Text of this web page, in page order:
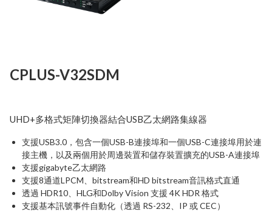
CPLUS-V32SDM
UHD+多格式矩陣切換器結合USB乙太網路集線器
支援USB3.0，包含一個USB-B連接埠和一個USB-C連接埠用於連
接主機，以及兩個用於周邊裝置和儲存裝置擴充的USB-A連接埠
支援gigabyte乙太網路
支援8通道LPCM、bitstream和HD bitstream音訊格式直通
透過 HDR10、HLG和Dolby Vision 支援 4K HDR 格式
支援基本訊號事件自動化（透過 RS-232、IP 或 CEC）